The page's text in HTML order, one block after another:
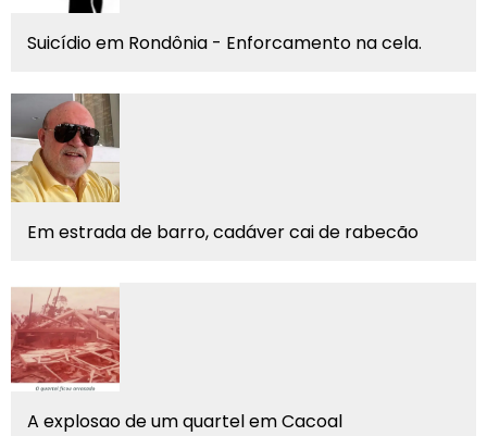
Suicídio em Rondônia - Enforcamento na cela.
Em estrada de barro, cadáver cai de rabecão
A explosao de um quartel em Cacoal